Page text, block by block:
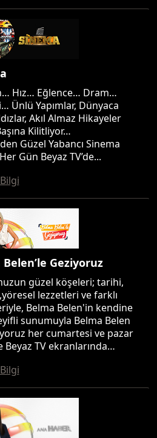
Hız… Eğlence… Dram…
Ünlü Yapımlar, Dünyaca
Akıl Almaz Hikayeler
Kilitliyor…
Güzel Yabancı Sinema
Gün Beyaz TV’de...
Geziyoruz
güzel köşeleri; tarihi,
lezzetleri ve farklı
Belma Belen'in kendine
sunumuyla Belma Belen
her cumartesi ve pazar
Beyaz TV ekranlarında…